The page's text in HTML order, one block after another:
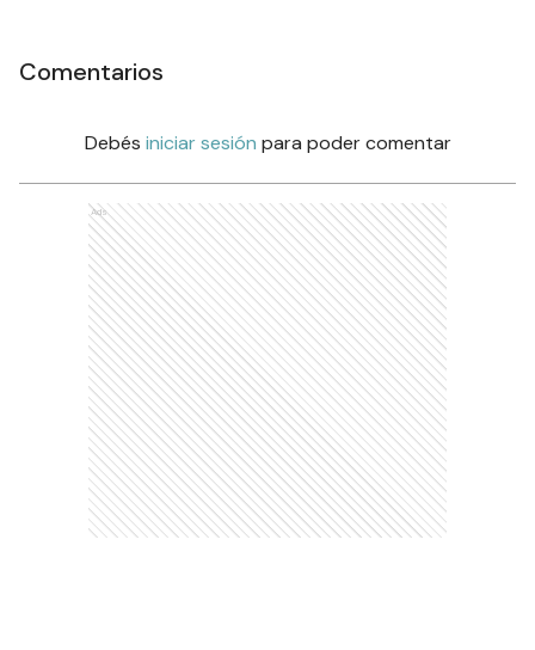
Comentarios
Debés iniciar sesión para poder comentar
Ads